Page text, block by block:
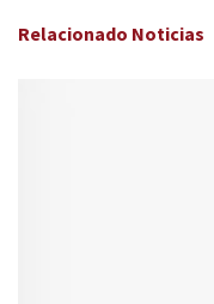
Relacionado Noticias